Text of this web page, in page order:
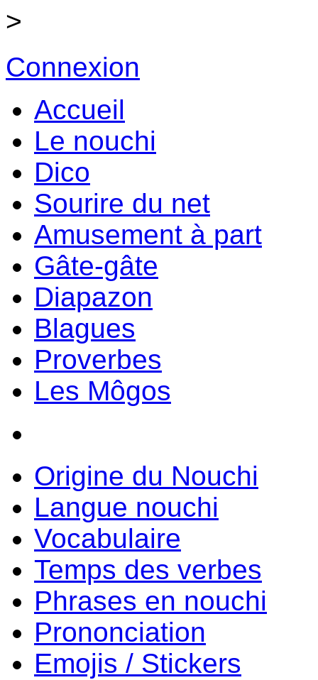
>
Connexion
Accueil
Le nouchi
Dico
Sourire du net
Amusement à part
Gâte-gâte
Diapazon
Blagues
Proverbes
Les Môgos
Origine du Nouchi
Langue nouchi
Vocabulaire
Temps des verbes
Phrases en nouchi
Prononciation
Emojis / Stickers